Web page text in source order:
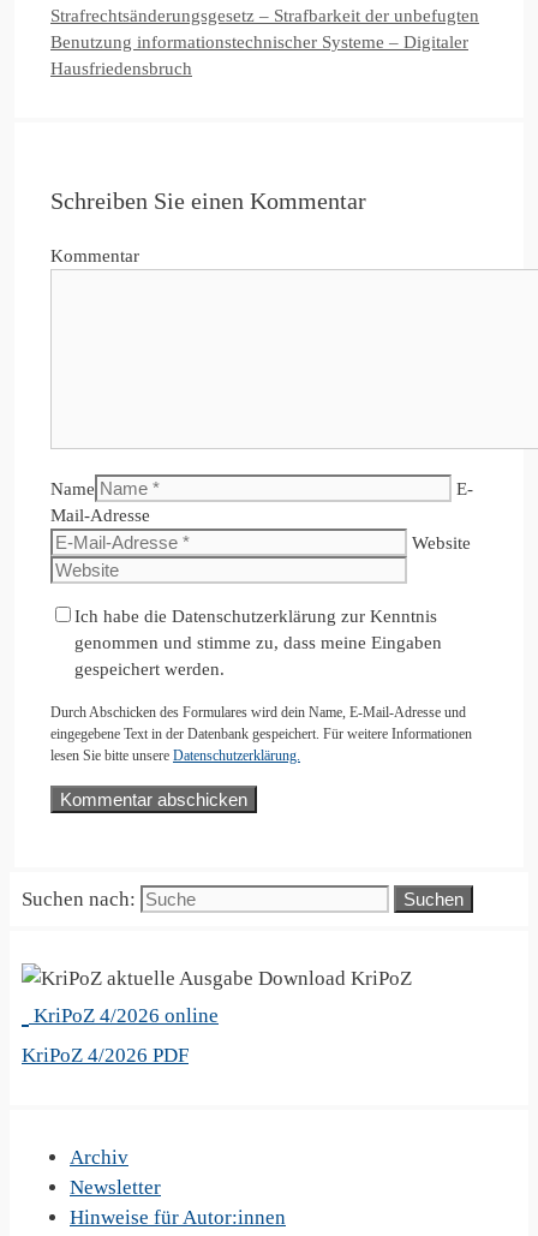
Strafrechtsänderungsgesetz – Strafbarkeit der unbefugten
Benutzung informationstechnischer Systeme – Digitaler
Hausfriedensbruch
Schreiben Sie einen Kommentar
Kommentar
Name
E-
Mail-Adresse
Website
Ich habe die Datenschutzerklärung zur Kenntnis
genommen und stimme zu, dass meine Eingaben
gespeichert werden.
Durch Abschicken des Formulares wird dein Name, E-Mail-Adresse und
eingegebene Text in der Datenbank gespeichert. Für weitere Informationen
lesen Sie bitte unsere Datenschutzerklärung.
Suchen nach:
KriPoZ
KriPoZ 4/2026 online
KriPoZ 4/2026 PDF
Archiv
Newsletter
Hinweise für Autor:innen